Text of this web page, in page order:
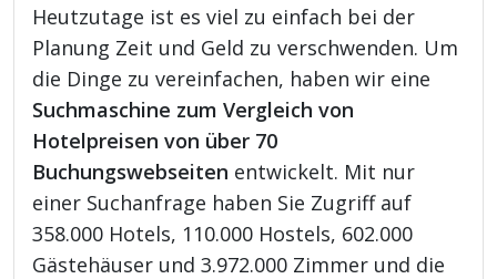
Heutzutage ist es viel zu einfach bei der
Planung Zeit und Geld zu verschwenden. Um
die Dinge zu vereinfachen, haben wir eine
Suchmaschine zum Vergleich von
Hotelpreisen von über 70
Buchungswebseiten entwickelt. Mit nur
einer Suchanfrage haben Sie Zugriff auf
358.000 Hotels, 110.000 Hostels, 602.000
Gästehäuser und 3.972.000 Zimmer und die